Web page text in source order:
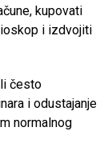
kupovati
i izdvojiti
često
i odustajanje
normalnog